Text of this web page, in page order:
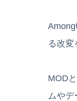
る改変
MOD
ムやデ